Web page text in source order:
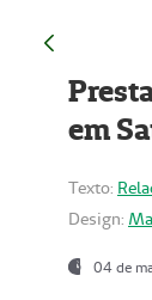
em
Texto:
Design:
04 de